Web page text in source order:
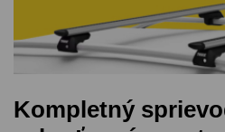
Kompletný